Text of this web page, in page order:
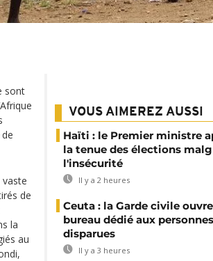
sont
vaste
de
la
au
VOUS AIMEREZ AUSSI
Haïti : le Premier ministre
la tenue des élections
l'insécurité
Il y a 2 heures
Ceuta : la Garde civile
bureau dédié aux
disparues
Il y a 3 heures